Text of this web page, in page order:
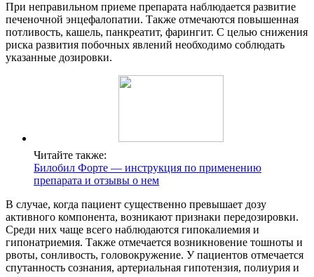
При неправильном приеме препарата наблюдается развитие
печеночной энцефалопатии. Также отмечаются повышенная
потливость, кашель, панкреатит, фарингит. С целью снижения
риска развития побочных явлений необходимо соблюдать
указанные дозировки.
Читайте также:
Билобил Форте — инструкция по применению
препарата и отзывы о нем
В случае, когда пациент существенно превышает дозу
активного компонента, возникают признаки передозировки.
Среди них чаще всего наблюдаются гипокалиемия и
гипонатриемия. Также отмечается возникновение тошноты и
рвоты, сонливость, головокружение. У пациентов отмечается
спутанность сознания, артериальная гипотензия, полиурия и